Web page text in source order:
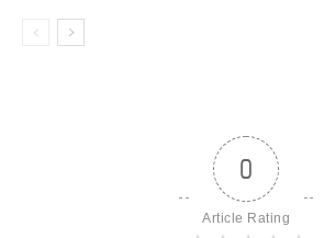
0
Article Rating